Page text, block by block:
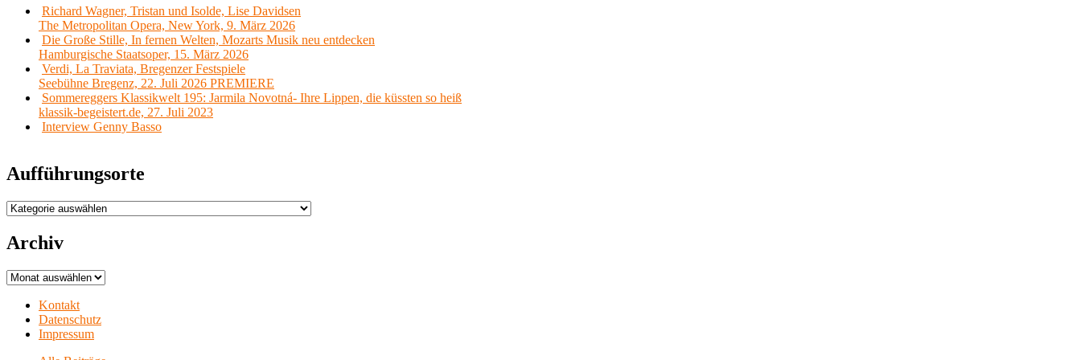
Richard Wagner, Tristan und Isolde, Lise Davidsen
The Metropolitan Opera, New York, 9. März 2026
Die Große Stille, In fernen Welten, Mozarts Musik neu entdecken
Hamburgische Staatsoper, 15. März 2026
Verdi, La Traviata, Bregenzer Festspiele
Seebühne Bregenz, 22. Juli 2026 PREMIERE
Sommereggers Klassikwelt 195: Jarmila Novotná- Ihre Lippen, die küssten so heiß
klassik-begeistert.de, 27. Juli 2023
Interview Genny Basso
Aufführungsorte
Aufführungsorte
Archiv
Archiv
Kontakt
Datenschutz
Impressum